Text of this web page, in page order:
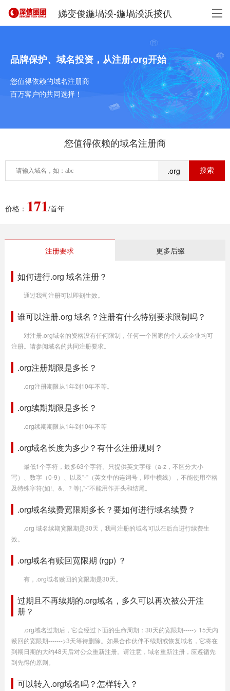
娣变俊鍦堝湀-鍦堝湀浜掕仈
品牌保护、域名投资，从注册.org开始
您值得依赖的域名注册商
百万客户的共同选择！
您值得依赖的域名注册商
.org
价格： 171/首年
注册要求 更多后缀
如何进行.org 域名注册？
通过我司注册可以即刻生效。
谁可以注册.org 域名？注册有什么特别要求限制吗？
对注册.org域名的资格没有任何限制，任何一个国家的个人或企业均可
注册。请参阅域名的共同注册要求。
.org注册期限是多长？
.org注册期限从1年到10年不等。
.org续期期限是多长？
.org续期期限从1年到10年不等
.org域名长度为多少？有什么注册规则？
最低1个字符，最多63个字符。只提供英文字母（a-z，不区分大小
写）、数字（0-9）、以及"-"（英文中的连词号，即中横线），不能使用空格
及特殊字符(如!、&、? 等),"-"不能用作开头和结尾。
.org域名续费宽限期多长？要如何进行域名续费？
.org 域名续期宽限期是30天，我司注册的域名可以在后台进行续费生
效。
.org域名有赎回宽限期 (rgp) ？
有，.org域名赎回的宽限期是30天。
过期且不再续期的.org域名，多久可以再次被公开注
册？
.org域名过期后，它会经过下面的生命周期：30天的宽限期-----> 15天内
赎回的宽限期------->3天等待删除。如果合作伙伴不续期或恢复域名，它将在
到期日期的大约48天后对公众重新注册。请注意，域名重新注册，应遵循先
到先得的原则。
可以转入.org域名吗？怎样转入？